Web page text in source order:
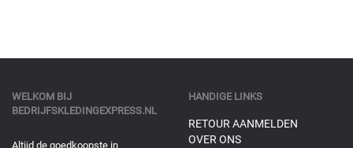
WELKOM BIJ
BEDRIJFSKLEDINGEXPRESS.NL
Altijd de goedkoopste in
HANDIGE LINKS
RETOUR AANMELDEN
OVER ONS